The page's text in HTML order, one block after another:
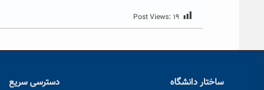
Post Views: ۱۹
ساختار دانشگاه دسترسی سریع